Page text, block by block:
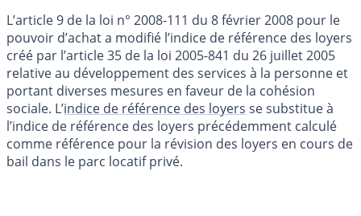
L’article 9 de la loi n° 2008-111 du 8 février 2008 pour le
pouvoir d’achat a modifié l’indice de référence des loyers
créé par l’article 35 de la loi 2005-841 du 26 juillet 2005
relative au développement des services à la personne et
portant diverses mesures en faveur de la cohésion
sociale. L’indice de référence des loyers se substitue à
l’indice de référence des loyers précédemment calculé
comme référence pour la révision des loyers en cours de
bail dans le parc locatif privé.